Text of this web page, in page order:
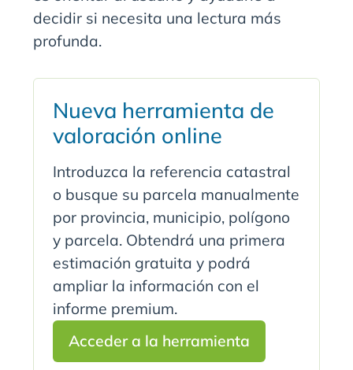
decidir si necesita una lectura más
profunda.
Nueva herramienta de
valoración online
Introduzca la referencia catastral
o busque su parcela manualmente
por provincia, municipio, polígono
y parcela. Obtendrá una primera
estimación gratuita y podrá
ampliar la información con el
informe premium.
Acceder a la herramienta